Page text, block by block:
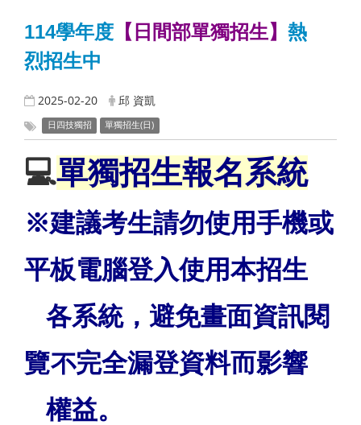
114學年度 【日間部單獨招生】 熱
烈招生中
2025-02-20 邱 資凱
日四技獨招 單獨招生(日)
💻單獨招生報名系統
※建議考生請勿使用手機或
平板電腦登入使用本招生
各系統，避免畫面資訊閱
覽不完全漏登資料而影響
權益。